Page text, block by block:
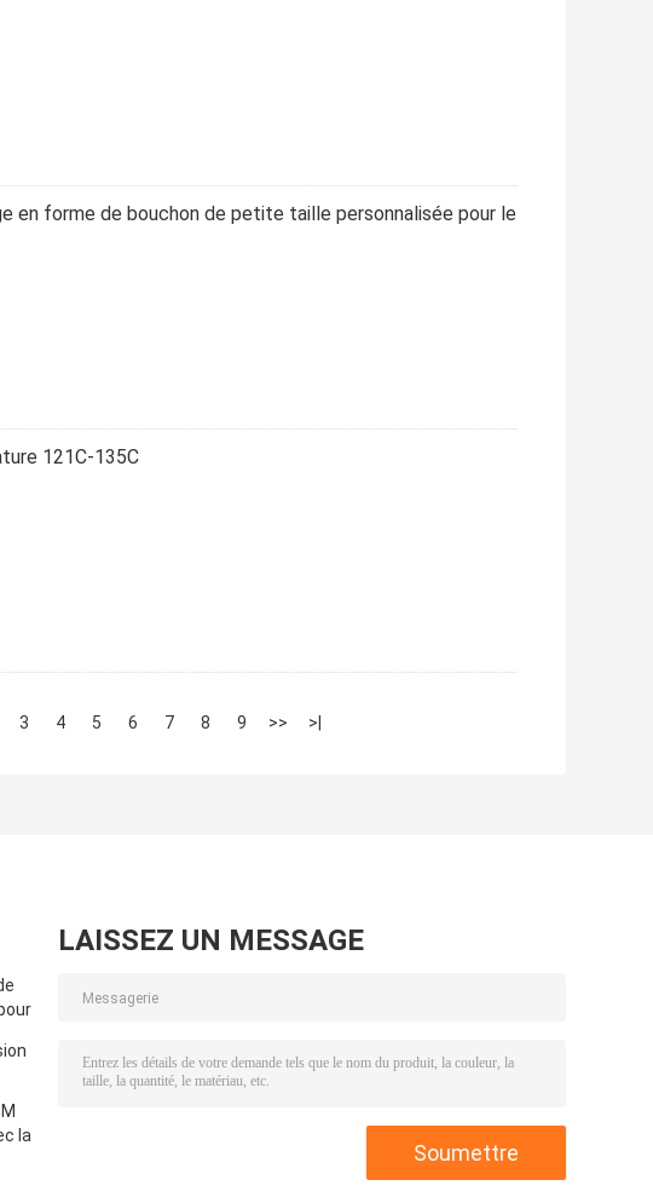
en forme de bouchon de petite taille personnalisée pour le
121C-135C
3 4 5 6 7 8 9 >> >|
la
LAISSEZ UN MESSAGE